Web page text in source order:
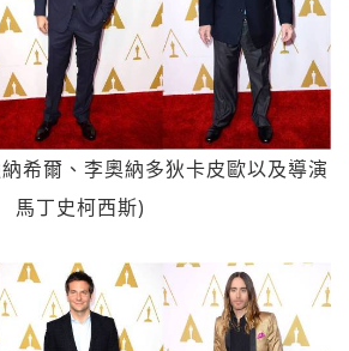
希爾、李奧納多狄卡皮歐以及導演
馬丁史柯西斯)